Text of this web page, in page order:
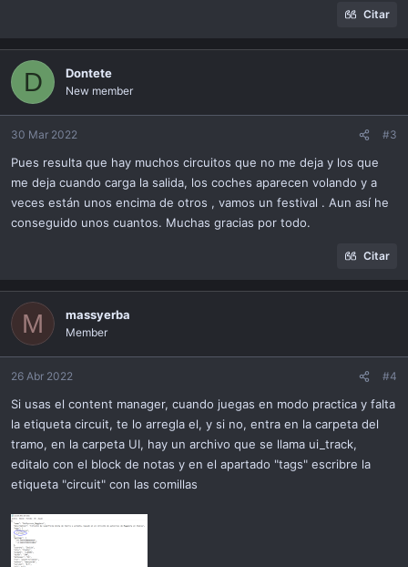
Citar
D Dontete
New member
30 Mar 2022 #3
Pues resulta que hay muchos circuitos que no me deja y los que
me deja cuando carga la salida, los coches aparecen volando y a
veces están unos encima de otros , vamos un festival . Aun así he
conseguido unos cuantos. Muchas gracias por todo.
Citar
M massyerba
Member
26 Abr 2022 #4
Si usas el content manager, cuando juegas en modo practica y falta
la etiqueta circuit, te lo arregla el, y si no, entra en la carpeta del
tramo, en la carpeta UI, hay un archivo que se llama ui_track,
editalo con el block de notas y en el apartado "tags" escribre la
etiqueta "circuit" con las comillas